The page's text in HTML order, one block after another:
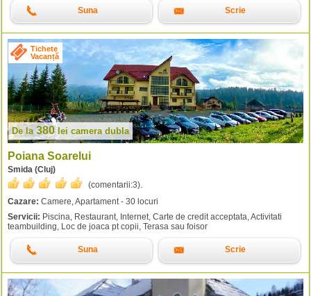
Suna Scrie
Tichete
Vacanță
De la380lei camera dubla
Poiana Soarelui
Smida (Cluj)
(comentarii:3).
Cazare: Camere, Apartament - 30 locuri
Servicii: Piscina, Restaurant, Internet, Carte de credit acceptata, Activitati
teambuilding, Loc de joaca pt copii, Terasa sau foisor
Suna Scrie